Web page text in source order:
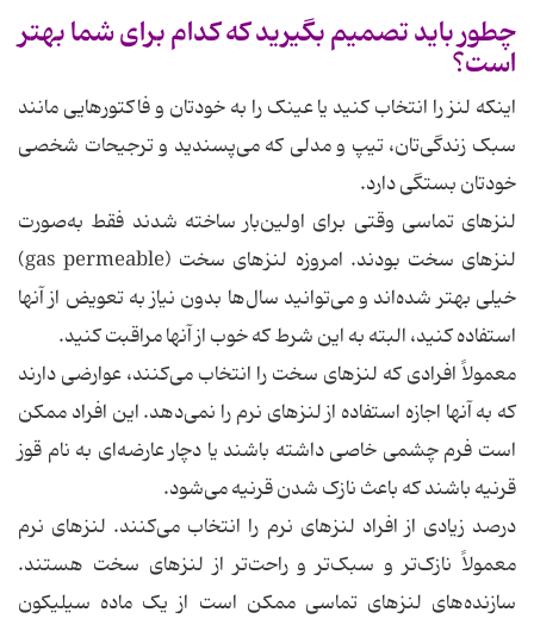
چطور باید تصمیم بگیرید که کدام برای شما بهتر
است؟
اینکه لنز را انتخاب کنید یا عینک را به خودتان و فاکتورهایی مانند
سبک زندگی‌تان، تیپ و مدلی که می‌پسندید و ترجیحات شخصی
خودتان بستگی دارد.
لنزهای تماسی وقتی برای اولین‌بار ساخته شدند فقط به‌صورت
لنزهای سخت بودند. امروزه لنزهای سخت (gas permeable)
خیلی بهتر شده‌اند و می‌توانید سال‌ها بدون نیاز به تعویض از آنها
استفاده کنید، البته به این شرط که خوب از آنها مراقبت کنید.
معمولاً افرادی که لنزهای سخت را انتخاب می‌کنند، عوارضی دارند
که به آنها اجازه استفاده از لنزهای نرم را نمی‌دهد. این افراد ممکن
است فرم چشمی خاصی داشته باشند یا دچار عارضه‌ای به نام قوز
قرنیه باشند که باعث نازک شدن قرنیه می‌شود.
درصد زیادی از افراد لنزهای نرم را انتخاب می‌کنند. لنزهای نرم
معمولاً نازک‌تر و سبک‌تر و راحت‌تر از لنزهای سخت هستند.
سازنده‌های لنزهای تماسی ممکن است از یک ماده سیلیکون